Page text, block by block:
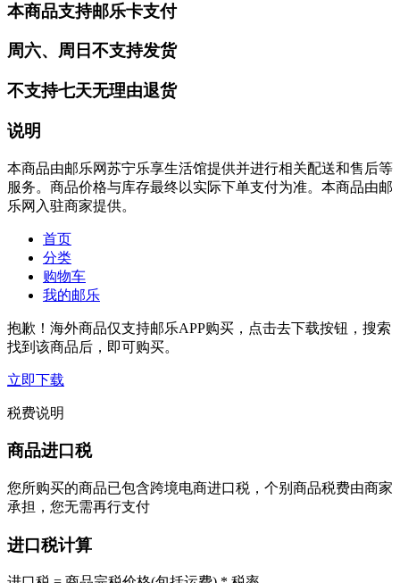
本商品支持邮乐卡支付
周六、周日不支持发货
不支持七天无理由退货
说明
本商品由邮乐网苏宁乐享生活馆提供并进行相关配送和售后等
服务。商品价格与库存最终以实际下单支付为准。本商品由邮
乐网入驻商家提供。
首页
分类
购物车
我的邮乐
抱歉！海外商品仅支持邮乐APP购买，点击去下载按钮，搜索
找到该商品后，即可购买。
立即下载
税费说明
商品进口税
您所购买的商品已包含跨境电商进口税，个别商品税费由商家
承担，您无需再行支付
进口税计算